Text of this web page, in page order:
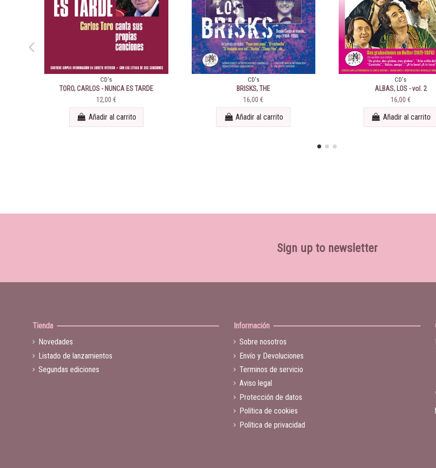
CD's
TORO, CARLOS - NUNCA ES TARDE
12,00 €
Añadir al carrito
CD's
BRISKS, THE
16,00 €
Añadir al carrito
CD's
ALBAS, LOS - vol. 2
16,00 €
Añadir al carrito
Sign up to newsletter
Tienda
Novedades
Listado de lanzamientos
Segundas ediciones
Información
Sobre nosotros
Envío y Devoluciones
Terminos de servicio
Aviso legal
Protección de datos
Política de cookies
Política de privacidad